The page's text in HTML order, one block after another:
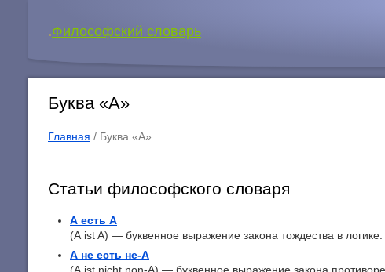
.Философский словарь
Буква «А»
Главная / Буква «А»
Статьи философского словаря
А есть А
(A ist A) — буквенное выражение закона тождества в логике.
А не есть не-А
(A ist nicht non-A) — буквенное выражение закона